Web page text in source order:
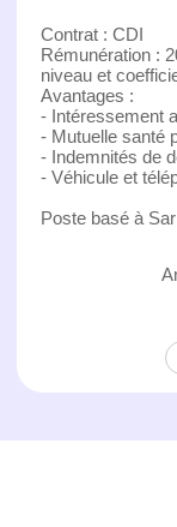
Contrat : CDI
Rémunération :
niveau et
Avantages :
- Intéressement
- Mutuelle santé
- Indemnités de
- Véhicule et
Poste basé à